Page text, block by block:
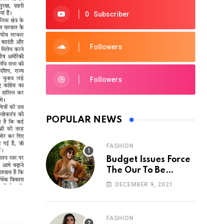
0 Subscriber
Followers
Followers
POPULAR NEWS
FASHION
Budget Issues Force
The Our To Be
Cancelled
DECEMBER 9, 2021
FASHION